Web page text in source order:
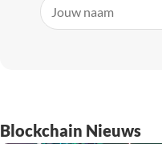
Blockchain Nieuws